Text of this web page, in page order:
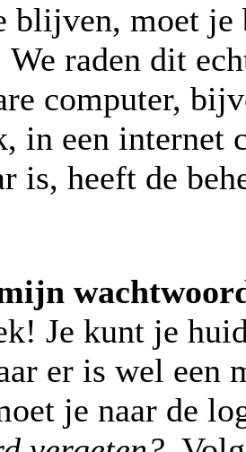
blijven, moet
We raden dit
computer,
in een internet
is, heeft de
Je kunt je
er is wel een
je naar de